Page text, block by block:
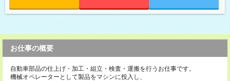
お仕事の概要
自動車部品の仕上げ・加工・組立・検査・運搬を行うお仕事です。
機械オペレーターとして製品をマシンに投入し、